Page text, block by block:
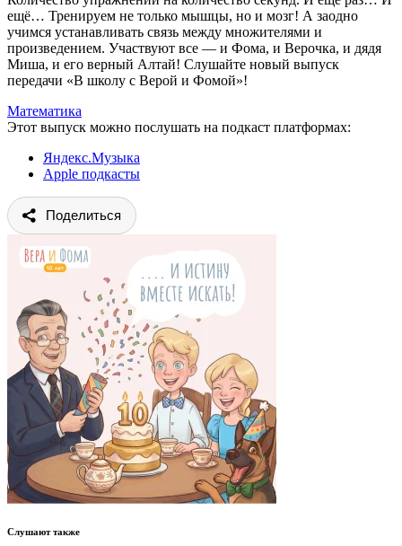
ещё… Тренируем не только мышцы, но и мозг! А заодно
учимся устанавливать связь между множителями и
произведением. Участвуют все — и Фома, и Верочка, и дядя
Миша, и его верный Алтай! Слушайте новый выпуск
передачи «В школу с Верой и Фомой»!
Математика
Этот выпуск можно послушать на подкаст платформах:
Яндекс.Музыка
Apple подкасты
Поделиться
Слушают также